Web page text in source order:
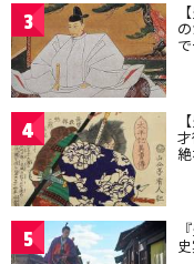
3
4
5